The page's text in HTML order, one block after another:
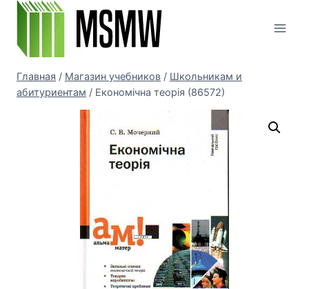
Перейти
содержимому
Главная / Магазин учебников / Школьникам и
абитуриентам / Економічна теорія (86572)